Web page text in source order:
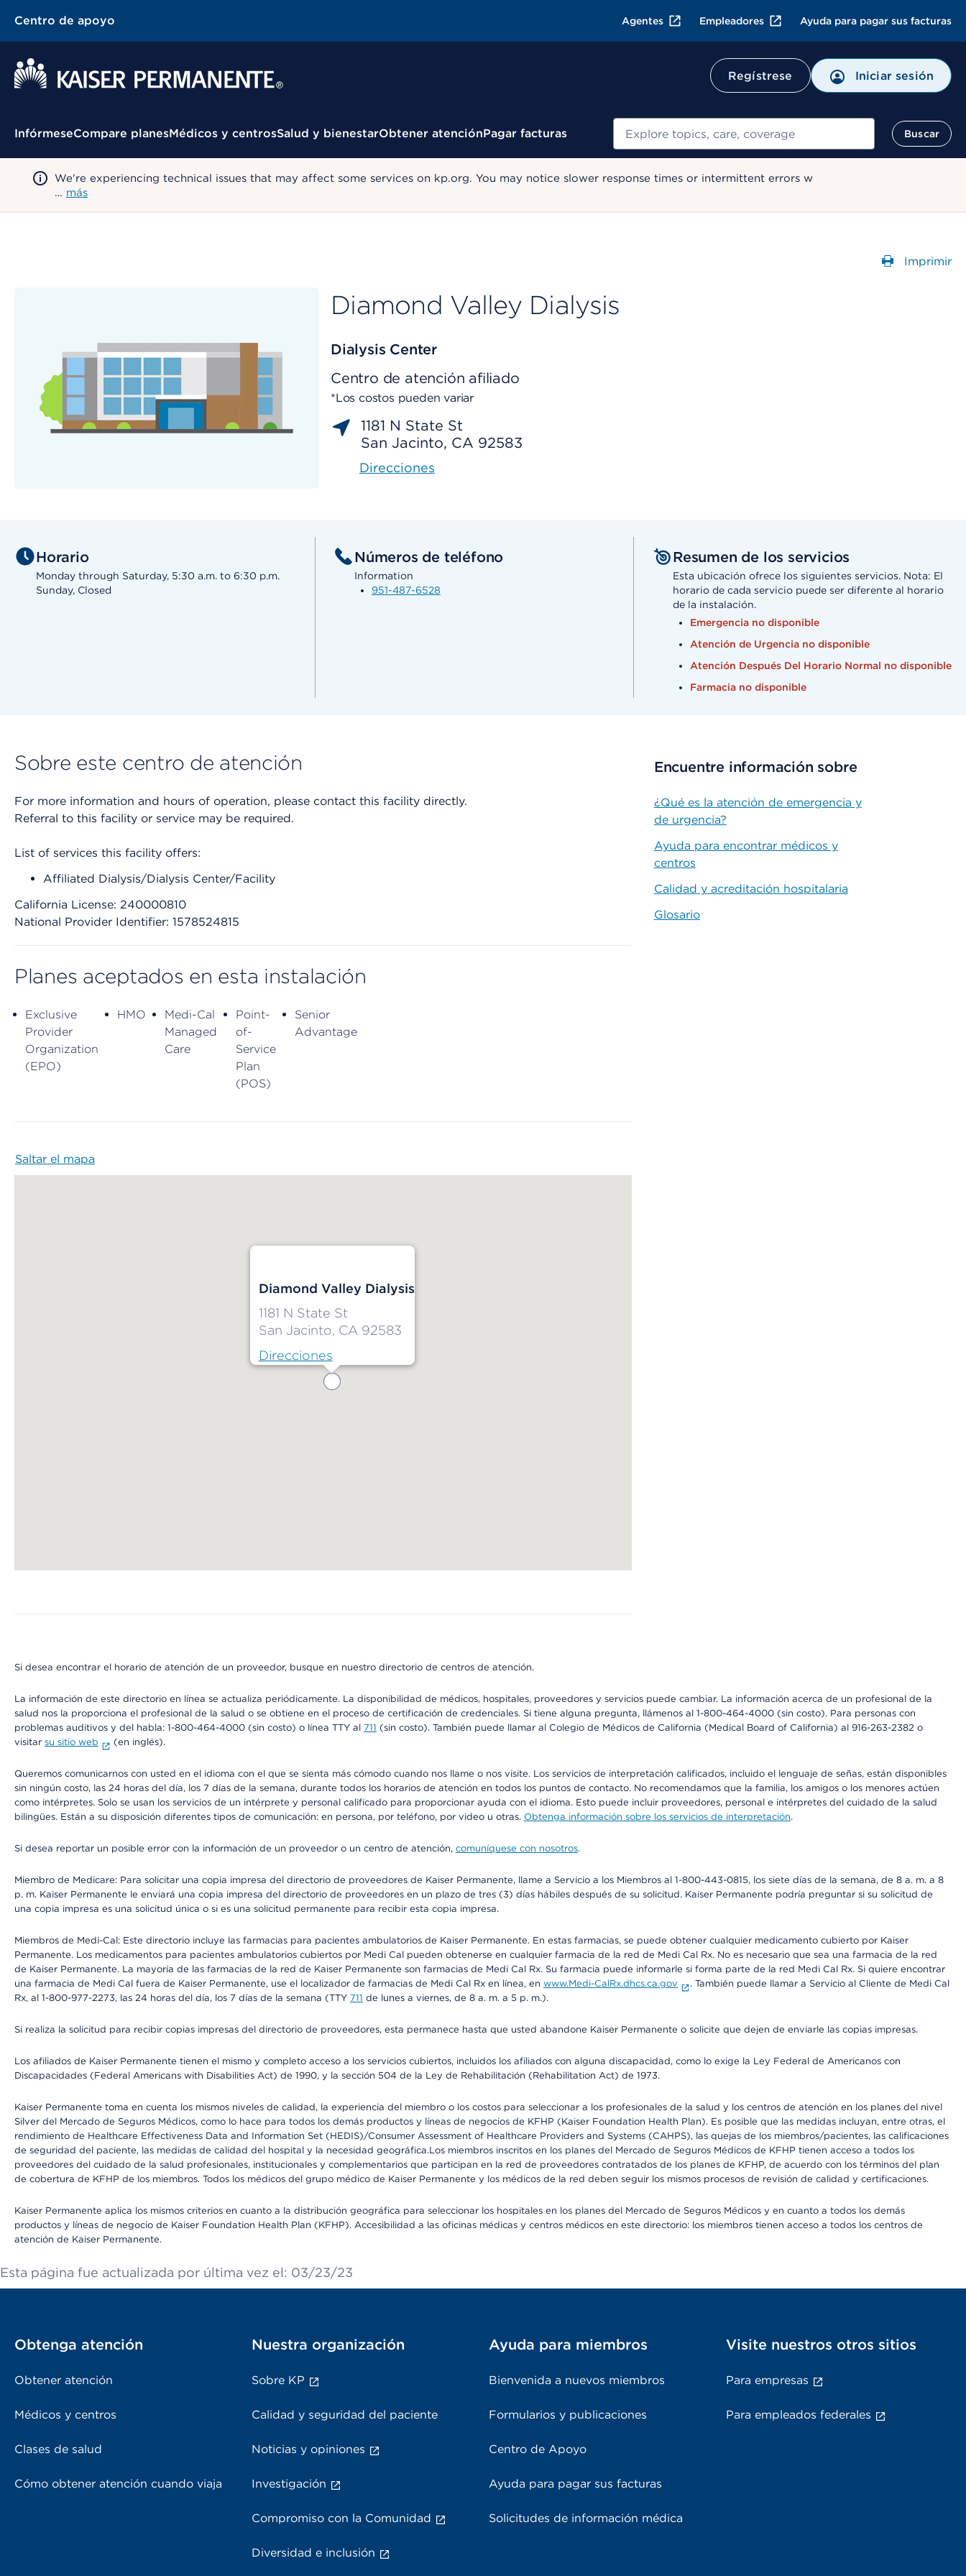
Centro de apoyo Agentes Empleadores Ayuda para pagar sus facturas
Regístrese Iniciar sesión
Menú contextual
InfórmeseCompare planesMédicos y centrosSalud y bienestarObtener atenciónPagar facturas Buscar
Buscar
We're experiencing technical issues that may affect some services on kp.org. You may notice slower response times or intermittent errors w
… más
Imprimir
Diamond Valley Dialysis
Dialysis Center
Centro de atención afiliado
*Los costos pueden variar
1181 N State St
San Jacinto, CA 92583
Direcciones
Horario
Monday through Saturday, 5:30 a.m. to 6:30 p.m.
Sunday, Closed
Números de teléfono
Information
951-487-6528
Resumen de los servicios
Esta ubicación ofrece los siguientes servicios. Nota: El
horario de cada servicio puede ser diferente al horario
de la instalación.
Emergencia no disponible
Atención de Urgencia no disponible
Atención Después Del Horario Normal no disponible
Farmacia no disponible
Sobre este centro de atención
For more information and hours of operation, please contact this facility directly.
Referral to this facility or service may be required.
List of services this facility offers:
Affiliated Dialysis/Dialysis Center/Facility
California License: 240000810
National Provider Identifier: 1578524815
Planes aceptados en esta instalación
Exclusive
Provider
Organization
(EPO)
HMO
Medi-Cal
Managed
Care
Point-
of-
Service
Plan
(POS)
Senior
Advantage
Saltar el mapa
Diamond Valley Dialysis
1181 N State St
San Jacinto, CA 92583
Direcciones
Encuentre información sobre
¿Qué es la atención de emergencia y
de urgencia?
Ayuda para encontrar médicos y
centros
Calidad y acreditación hospitalaria
Glosario
Si desea encontrar el horario de atención de un proveedor, busque en nuestro directorio de centros de atención.
La información de este directorio en línea se actualiza periódicamente. La disponibilidad de médicos, hospitales, proveedores y servicios puede cambiar. La información acerca de un profesional de la
salud nos la proporciona el profesional de la salud o se obtiene en el proceso de certificación de credenciales. Si tiene alguna pregunta, llámenos al 1-800-464-4000 (sin costo). Para personas con
problemas auditivos y del habla: 1-800-464-4000 (sin costo) o línea TTY al 711 (sin costo). También puede llamar al Colegio de Médicos de California (Medical Board of California) al 916-263-2382 o
visitar su sitio web (en inglés).
Queremos comunicarnos con usted en el idioma con el que se sienta más cómodo cuando nos llame o nos visite. Los servicios de interpretación calificados, incluido el lenguaje de señas, están disponibles
sin ningún costo, las 24 horas del día, los 7 días de la semana, durante todos los horarios de atención en todos los puntos de contacto. No recomendamos que la familia, los amigos o los menores actúen
como intérpretes. Solo se usan los servicios de un intérprete y personal calificado para proporcionar ayuda con el idioma. Esto puede incluir proveedores, personal e intérpretes del cuidado de la salud
bilingües. Están a su disposición diferentes tipos de comunicación: en persona, por teléfono, por video u otras. Obtenga información sobre los servicios de interpretación.
Si desea reportar un posible error con la información de un proveedor o un centro de atención, comuníquese con nosotros.
Miembro de Medicare: Para solicitar una copia impresa del directorio de proveedores de Kaiser Permanente, llame a Servicio a los Miembros al 1-800-443-0815, los siete días de la semana, de 8 a. m. a 8
p. m. Kaiser Permanente le enviará una copia impresa del directorio de proveedores en un plazo de tres (3) días hábiles después de su solicitud. Kaiser Permanente podría preguntar si su solicitud de
una copia impresa es una solicitud única o si es una solicitud permanente para recibir esta copia impresa.
Miembros de Medi-Cal: Este directorio incluye las farmacias para pacientes ambulatorios de Kaiser Permanente. En estas farmacias, se puede obtener cualquier medicamento cubierto por Kaiser
Permanente. Los medicamentos para pacientes ambulatorios cubiertos por Medi Cal pueden obtenerse en cualquier farmacia de la red de Medi Cal Rx. No es necesario que sea una farmacia de la red
de Kaiser Permanente. La mayoría de las farmacias de la red de Kaiser Permanente son farmacias de Medi Cal Rx. Su farmacia puede informarle si forma parte de la red Medi Cal Rx. Si quiere encontrar
una farmacia de Medi Cal fuera de Kaiser Permanente, use el localizador de farmacias de Medi Cal Rx en línea, en www.Medi-CalRx.dhcs.ca.gov
. También puede llamar a Servicio al Cliente de Medi Cal
Rx, al 1-800-977-2273, las 24 horas del día, los 7 días de la semana (TTY 711 de lunes a viernes, de 8 a. m. a 5 p. m.).
Si realiza la solicitud para recibir copias impresas del directorio de proveedores, esta permanece hasta que usted abandone Kaiser Permanente o solicite que dejen de enviarle las copias impresas.
Los afiliados de Kaiser Permanente tienen el mismo y completo acceso a los servicios cubiertos, incluidos los afiliados con alguna discapacidad, como lo exige la Ley Federal de Americanos con
Discapacidades (Federal Americans with Disabilities Act) de 1990, y la sección 504 de la Ley de Rehabilitación (Rehabilitation Act) de 1973.
Kaiser Permanente toma en cuenta los mismos niveles de calidad, la experiencia del miembro o los costos para seleccionar a los profesionales de la salud y los centros de atención en los planes del nivel
Silver del Mercado de Seguros Médicos, como lo hace para todos los demás productos y líneas de negocios de KFHP (Kaiser Foundation Health Plan). Es posible que las medidas incluyan, entre otras, el
rendimiento de Healthcare Effectiveness Data and Information Set (HEDIS)/Consumer Assessment of Healthcare Providers and Systems (CAHPS), las quejas de los miembros/pacientes, las calificaciones
de seguridad del paciente, las medidas de calidad del hospital y la necesidad geográfica.Los miembros inscritos en los planes del Mercado de Seguros Médicos de KFHP tienen acceso a todos los
proveedores del cuidado de la salud profesionales, institucionales y complementarios que participan en la red de proveedores contratados de los planes de KFHP, de acuerdo con los términos del plan
de cobertura de KFHP de los miembros. Todos los médicos del grupo médico de Kaiser Permanente y los médicos de la red deben seguir los mismos procesos de revisión de calidad y certificaciones.
Kaiser Permanente aplica los mismos criterios en cuanto a la distribución geográfica para seleccionar los hospitales en los planes del Mercado de Seguros Médicos y en cuanto a todos los demás
productos y líneas de negocio de Kaiser Foundation Health Plan (KFHP). Accesibilidad a las oficinas médicas y centros médicos en este directorio: los miembros tienen acceso a todos los centros de
atención de Kaiser Permanente.
Esta página fue actualizada por última vez el: 03/23/23
Obtenga atención
Obtener atención
Médicos y centros
Clases de salud
Cómo obtener atención cuando viaja
Nuestra organización
Sobre KP
Calidad y seguridad del paciente
Noticias y opiniones
Investigación
Compromiso con la Comunidad
Diversidad e inclusión
Ayuda para miembros
Bienvenida a nuevos miembros
Formularios y publicaciones
Centro de Apoyo
Ayuda para pagar sus facturas
Solicitudes de información médica
Visite nuestros otros sitios
Para empresas
Para empleados federales